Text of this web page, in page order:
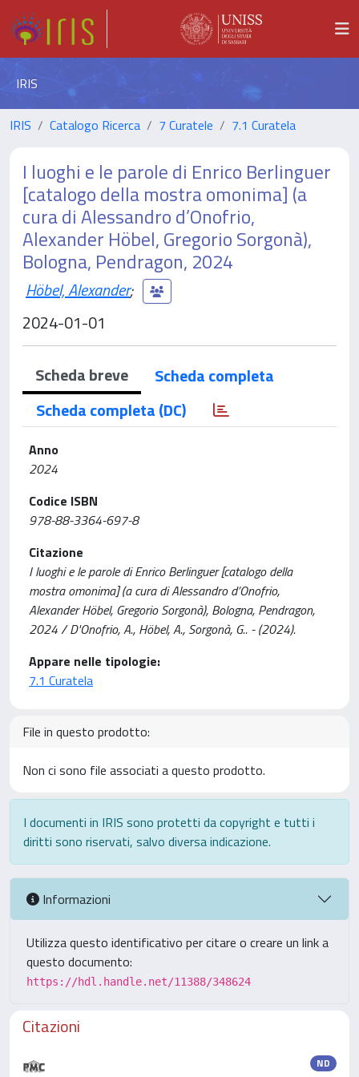
IRIS
IRIS Catalogo Ricerca 7 Curatele 7.1 Curatela
I luoghi e le parole di Enrico Berlinguer
[catalogo della mostra omonima] (a
cura di Alessandro d’Onofrio,
Alexander Höbel, Gregorio Sorgonà),
Bologna, Pendragon, 2024
Höbel, Alexander;
2024-01-01
Scheda breve
Scheda completa
Scheda completa (DC)
Anno
2024
Codice ISBN
978-88-3364-697-8
Citazione
I luoghi e le parole di Enrico Berlinguer [catalogo della
mostra omonima] (a cura di Alessandro d’Onofrio,
Alexander Höbel, Gregorio Sorgonà), Bologna, Pendragon,
2024 / D'Onofrio, A., Höbel, A., Sorgonà, G.. - (2024).
Appare nelle tipologie:
7.1 Curatela
File in questo prodotto:
Non ci sono file associati a questo prodotto.
I documenti in IRIS sono protetti da copyright e tutti i
diritti sono riservati, salvo diversa indicazione.
Informazioni
Utilizza questo identificativo per citare o creare un link a
questo documento:
https://hdl.handle.net/11388/348624
Citazioni
ND